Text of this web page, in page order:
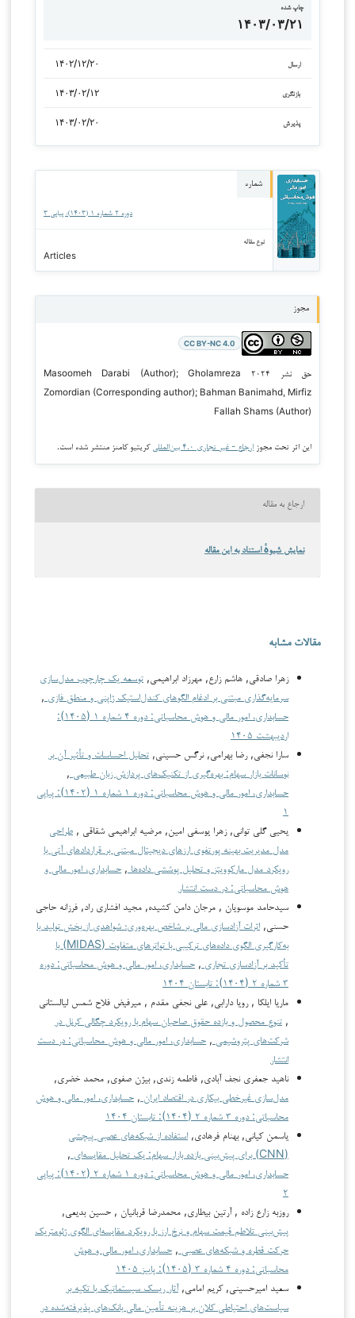
چاپ شده
۱۴۰۳/۰۳/۲۱
ارسال ۱۴۰۲/۱۲/۲۰
بازنگری ۱۴۰۳/۰۲/۱۲
پذیرش ۱۴۰۳/۰۲/۲۰
شماره
دوره ۲ شماره ۱ (۱۴۰۳): پیاپی ۳
نوع مقاله
Articles
مجوز
CC BY-NC 4.0
حق نشر ۲۰۲۴ Masoomeh Darabi (Author); Gholamreza
Zomordian (Corresponding author); Bahman Banimahd, Mirfiz
Fallah Shams (Author)
این اثر تحت مجوز ارجاع - غیر تجاری ۴.۰ بین‌المللی کریتیو کامنز منتشر شده است.
ارجاع به مقاله
نمایش شیوهٔ استناد به این مقاله
مقالات مشابه
زهرا صادقی, هاشم زارع, مهرزاد ابراهیمی, توسعه یک چارچوب مدل‌سازی
سرمایه‌گذاری مبتنی بر ادغام الگوهای کندل‌استیک ژاپنی و منطق فازی ,
حسابداری، امور مالی و هوش محاسباتی: دوره ۴ شماره ۱ (۱۴۰۵):
اردیبهشت ۱۴۰۵
سارا نجفی, رضا بهرامی, نرگس حسینی, تحلیل احساسات و تأثیر آن بر
نوسانات بازار سهام: بهره‌گیری از تکنیک‌های پردازش زبان طبیعی ,
حسابداری، امور مالی و هوش محاسباتی: دوره ۱ شماره ۱ (۱۴۰۲): پیاپی
۱
یحیی گلی توانی, زهرا یوسفی امین, مرضیه ابراهیمی شقاقی , طراحی
مدل مدیریت بهینه پورتفوی ارزهای دیجیتال مبتنی بر قراردادهای آتی با
رویکرد مدل مارکوویتز و تحلیل پوششی داده‌ها , حسابداری، امور مالی و
هوش محاسباتی: در دست انتشار
سیدحامد موسویان , مرجان دامن کشیده, مجید افشاری راد, فرزانه حاجی
حسنی, اثرات آزادسازی مالی بر شاخص بهره‌وری؛ شواهدی از بخش تولید با
به‌کارگیری الگوی داده‌های ترکیبی با تواترهای متفاوت (MIDAS) با
تأکید بر آزادسازی تجاری , حسابداری، امور مالی و هوش محاسباتی: دوره
۳ شماره ۲ (۱۴۰۴): تابستان ۱۴۰۴
ماریا ایلکا , رویا دارابی, علی نجفی مقدم , میرفیض فلاح شمس لیالستانی
, تنوع محصول و بازده حقوق صاحبان سهام با رویکرد چگالی کرنل در
شرکت‌های پتروشیمی , حسابداری، امور مالی و هوش محاسباتی: در دست
انتشار
ناهید جعفری نجف آبادی, فاطمه زندی, بیژن صفوی, محمد خضری,
مدل‌سازی غیرخطی بیکاری در اقتصاد ایران , حسابداری، امور مالی و هوش
محاسباتی: دوره ۳ شماره ۲ (۱۴۰۴): تابستان ۱۴۰۴
یاسمن کیانی, بهنام فرهادی, استفاده از شبکه‌های عصبی پیچشی
(CNN) برای پیش‌بینی بازده بازار سهام: یک تحلیل مقایسه‌ای
,
حسابداری، امور مالی و هوش محاسباتی: دوره ۱ شماره ۲ (۱۴۰۲): پیاپی
۲
روزبه زارع زاده , آرتین بیطاری, محمدرضا قربانیان , حسین بدیعی,
پیش‌بینی تلاطم قیمت سهام و نرخ ارز با رویکرد مقایسه‌ای الگوی ژئومتریک
حرکت قطره و شبکه‌های عصبی , حسابداری، امور مالی و هوش
محاسباتی: دوره ۴ شماره ۳ (۱۴۰۵): پاییز ۱۴۰۵
سعید امیرحسینی, کریم امامی,آثار ریسک سیستماتیک با تکیه بر
سیاست‌های احتیاطی کلان بر هزینه تأمین مالی بانک‌های پذیرفته‌شده در